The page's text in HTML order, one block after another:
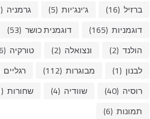
ברזיל (16) ג'ינג'יות (5) גרמניה (17)
דוגמניות (165) דוגמנית כושר (53)
הולנד (2) ונצואלה (2) טורקיה (6)
לבנון (1) מבוגרות (112) רגליים
רוסיה (40) שוודיה (4) שחורות (1)
תמונות (6)